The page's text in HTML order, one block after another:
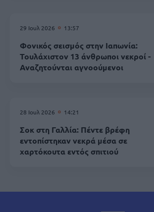
29 Ιουλ 2026 13:57
Φονικός σεισμός στην Ιαπωνία:
Τουλάχιστον 13 άνθρωποι νεκροί -
Αναζητούνται αγνοούμενοι
28 Ιουλ 2026 14:21
Σοκ στη Γαλλία: Πέντε βρέφη
εντοπίστηκαν νεκρά μέσα σε
χαρτόκουτα εντός σπιτιού